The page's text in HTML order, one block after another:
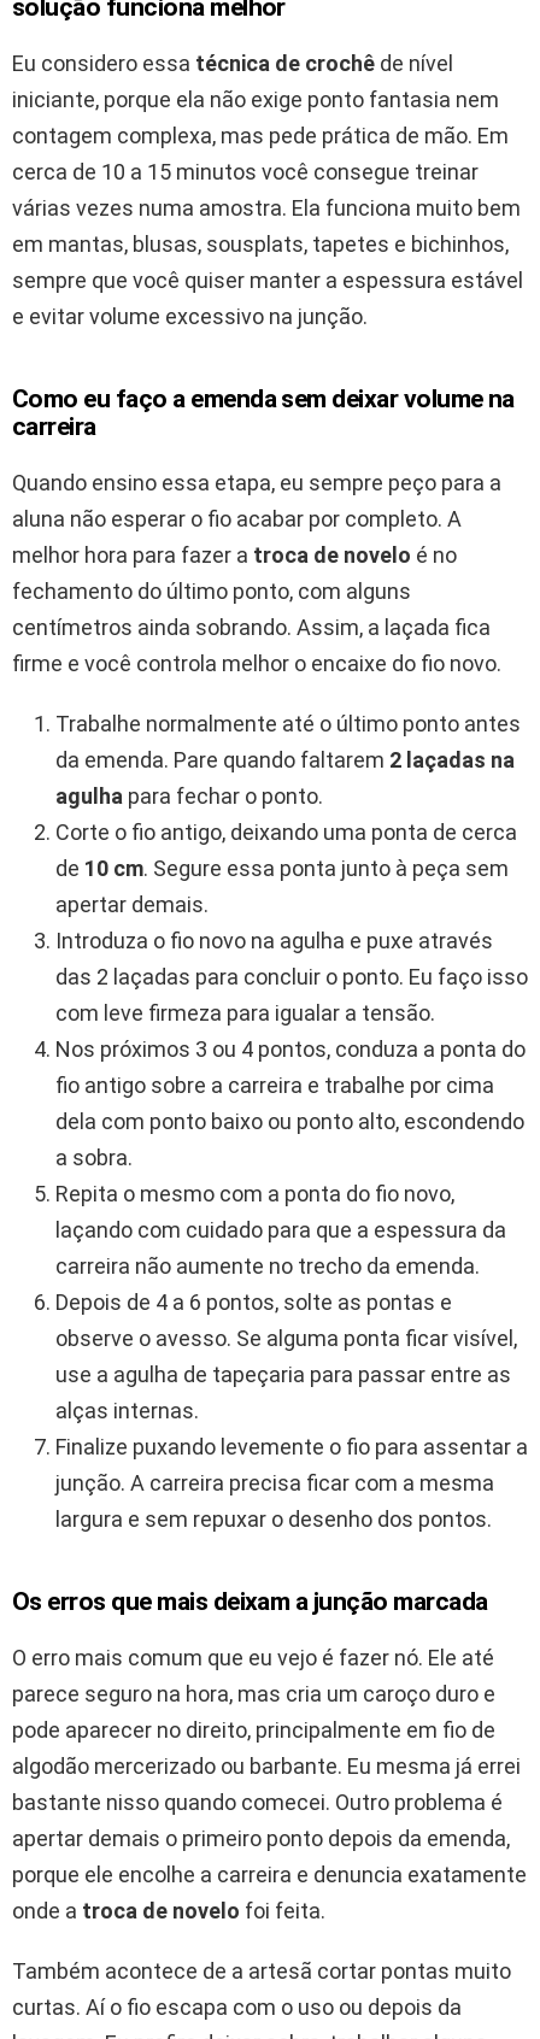
solução funciona melhor
Eu considero essa técnica de crochê de nível
iniciante, porque ela não exige ponto fantasia nem
contagem complexa, mas pede prática de mão. Em
cerca de 10 a 15 minutos você consegue treinar
várias vezes numa amostra. Ela funciona muito bem
em mantas, blusas, sousplats, tapetes e bichinhos,
sempre que você quiser manter a espessura estável
e evitar volume excessivo na junção.
Como eu faço a emenda sem deixar volume na
carreira
Quando ensino essa etapa, eu sempre peço para a
aluna não esperar o fio acabar por completo. A
melhor hora para fazer a troca de novelo é no
fechamento do último ponto, com alguns
centímetros ainda sobrando. Assim, a laçada fica
firme e você controla melhor o encaixe do fio novo.
Trabalhe normalmente até o último ponto antes
da emenda. Pare quando faltarem 2 laçadas na
agulha para fechar o ponto.
Corte o fio antigo, deixando uma ponta de cerca
de 10 cm. Segure essa ponta junto à peça sem
apertar demais.
Introduza o fio novo na agulha e puxe através
das 2 laçadas para concluir o ponto. Eu faço isso
com leve firmeza para igualar a tensão.
Nos próximos 3 ou 4 pontos, conduza a ponta do
fio antigo sobre a carreira e trabalhe por cima
dela com ponto baixo ou ponto alto, escondendo
a sobra.
Repita o mesmo com a ponta do fio novo,
laçando com cuidado para que a espessura da
carreira não aumente no trecho da emenda.
Depois de 4 a 6 pontos, solte as pontas e
observe o avesso. Se alguma ponta ficar visível,
use a agulha de tapeçaria para passar entre as
alças internas.
Finalize puxando levemente o fio para assentar a
junção. A carreira precisa ficar com a mesma
largura e sem repuxar o desenho dos pontos.
Os erros que mais deixam a junção marcada
O erro mais comum que eu vejo é fazer nó. Ele até
parece seguro na hora, mas cria um caroço duro e
pode aparecer no direito, principalmente em fio de
algodão mercerizado ou barbante. Eu mesma já errei
bastante nisso quando comecei. Outro problema é
apertar demais o primeiro ponto depois da emenda,
porque ele encolhe a carreira e denuncia exatamente
onde a troca de novelo foi feita.
Também acontece de a artesã cortar pontas muito
curtas. Aí o fio escapa com o uso ou depois da